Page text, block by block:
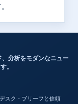
分析をモダンなニュー
。
スク・ブリーフと信頼